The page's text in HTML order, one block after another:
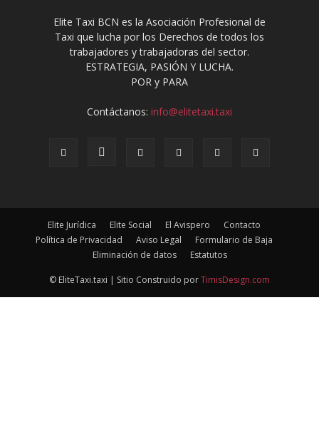
Elite Taxi BCN es la Asociación Profesional de
Taxi que lucha por los Derechos de todos los
trabajadores y trabajadoras del sector.
ESTRATEGIA, PASIÓN Y LUCHA.
POR y PARA
Contáctanos: info@elitetaxi.taxi
Elite Jurídica Elite Social El Avispero
Contacto
Política de Privacidad
Aviso Legal
Formulario de Baja
Eliminación de datos
Estatutos
© EliteTaxi.taxi | Sitio Construido porTimisDesign.com